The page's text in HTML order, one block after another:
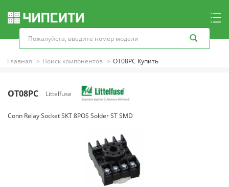
Главная Поиск компонентов OT08PC Купить
OT08PC Littelfuse
Conn Relay Socket SKT 8POS Solder ST SMD